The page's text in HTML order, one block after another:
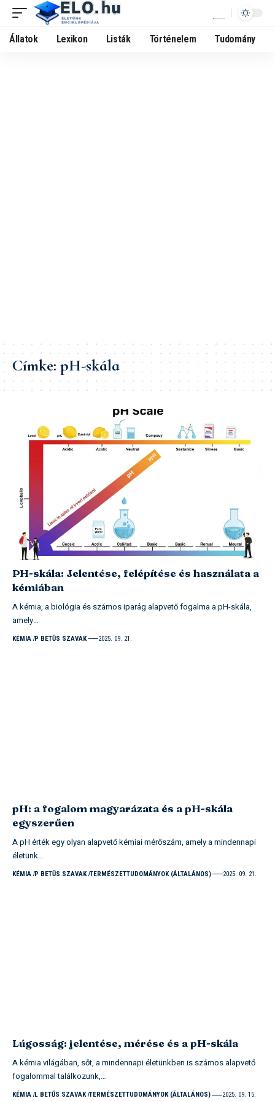
Állatok Lexikon Listák Történelem Tudomány
Címke:pH-skála
PH-skála: Jelentése, felépítése és használata a
kémiában
A kémia, a biológia és számos iparág alapvető fogalma a pH-skála,
amely…
KÉMIA P BETŰS SZAVAK 2025. 09. 21.
pH: a fogalom magyarázata és a pH-skála
egyszerűen
A pH érték egy olyan alapvető kémiai mérőszám, amely a mindennapi
életünk…
KÉMIA P BETŰS SZAVAK TERMÉSZETTUDOMÁNYOK (ÁLTALÁNOS) 2025. 09. 21.
Lúgosság: jelentése, mérése és a pH-skála
A kémia világában, sőt, a mindennapi életünkben is számos alapvető
fogalommal találkozunk,…
KÉMIA L BETŰS SZAVAK TERMÉSZETTUDOMÁNYOK (ÁLTALÁNOS) 2025. 09. 15.